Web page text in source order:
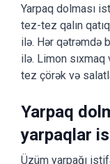
Yarpaq dolması
tez-tez qalın
ilə. Hər qətrəmdə
ilə. Limon sıxmaq
tez çörək və
Yarpaq
yarpaqlar
Üzüm yarpağı